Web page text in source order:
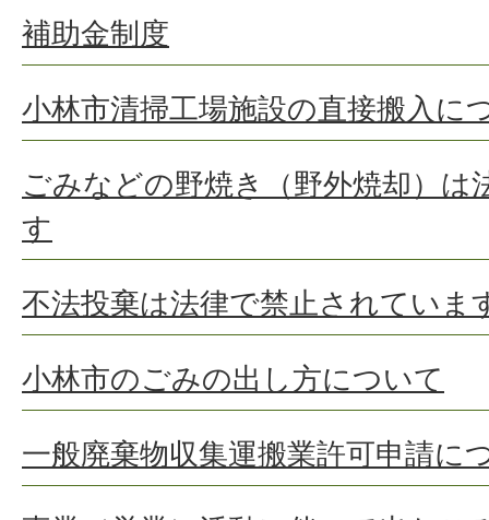
補助金制度
小林市清掃工場施設の直接搬入に
ごみなどの野焼き（野外焼却）は
す
不法投棄は法律で禁止されていま
小林市のごみの出し方について
一般廃棄物収集運搬業許可申請に